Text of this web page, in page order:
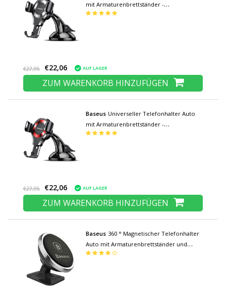
mit Armaturenbrettständer -
Smartphonehalter Silber
€27,95 €22,06 AUF LAGER
ZUM WARENKORB HINZUFÜGEN
Baseus Universeller Telefonhalter Auto
mit Armaturenbrettständer -
Smartphonehalter rot
€27,95 €22,06 AUF LAGER
ZUM WARENKORB HINZUFÜGEN
Baseus 360 ° Magnetischer Telefonhalter
Auto mit Armaturenbrettständer und
magnetischem Aufkleber - Universal